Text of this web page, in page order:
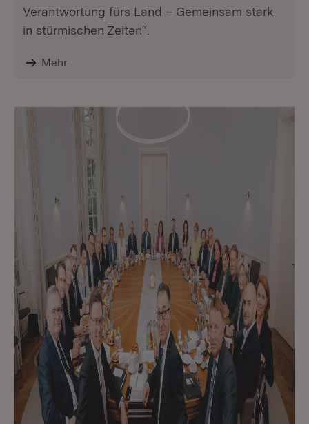
Verantwortung fürs Land – Gemeinsam stark
in stürmischen Zeiten“.
Mehr